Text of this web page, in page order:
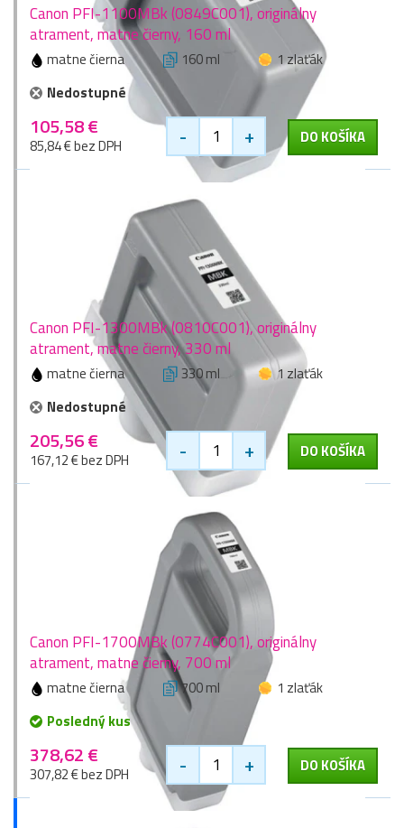
Canon PFI-1100MBk (0849C001), originálny
atrament, matne čierny, 160 ml
matne čierna 160 ml
1 zlaťák
Nedostupné
105,58 €
85,84 € bez DPH - + DO KOŠÍKA
Canon PFI-1300MBk (0810C001), originálny
atrament, matne čierny, 330 ml
matne čierna 330 ml
1 zlaťák
Nedostupné
205,56 €
167,12 € bez DPH - + DO KOŠÍKA
Canon PFI-1700MBk (0774C001), originálny
atrament, matne čierny, 700 ml
matne čierna 700 ml
1 zlaťák
Posledný kus
378,62 €
307,82 € bez DPH - + DO KOŠÍKA